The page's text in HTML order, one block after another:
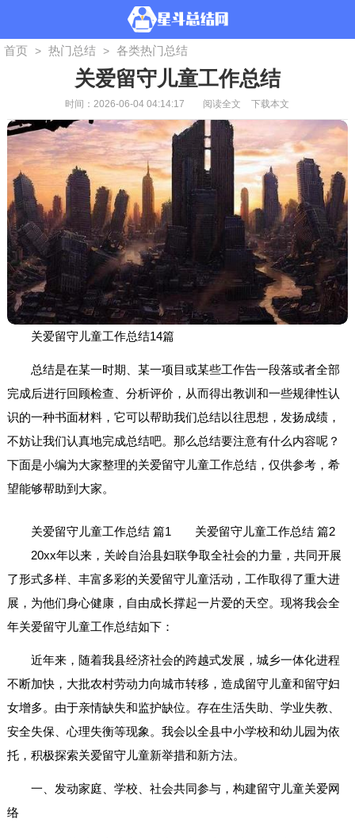
首页 > 热门总结 > 各类热门总结
关爱留守儿童工作总结
时间：2026-06-04 04:14:17 阅读全文 下载本文
关爱留守儿童工作总结14篇
总结是在某一时期、某一项目或某些工作告一段落或者全部
完成后进行回顾检查、分析评价，从而得出教训和一些规律性认
识的一种书面材料，它可以帮助我们总结以往思想，发扬成绩，
不妨让我们认真地完成总结吧。那么总结要注意有什么内容呢？
下面是小编为大家整理的关爱留守儿童工作总结，仅供参考，希
望能够帮助到大家。
关爱留守儿童工作总结 篇1
20xx年以来，关岭自治县妇联争取全社会的力量，共同开展
了形式多样、丰富多彩的关爱留守儿童活动，工作取得了重大进
展，为他们身心健康，自由成长撑起一片爱的天空。现将我会全
年关爱留守儿童工作总结如下：
近年来，随着我县经济社会的跨越式发展，城乡一体化进程
不断加快，大批农村劳动力向城市转移，造成留守儿童和留守妇
女增多。由于亲情缺失和监护缺位。存在生活失助、学业失教、
安全失保、心理失衡等现象。我会以全县中小学校和幼儿园为依
托，积极探索关爱留守儿童新举措和新方法。
一、发动家庭、学校、社会共同参与，构建留守儿童关爱网
络
关爱留守儿童工作总结 篇2